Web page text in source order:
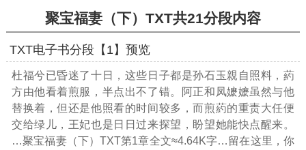
聚宝福妻（下）TXT共21分段内容
TXT电子书分段【1】预览
杜福兮已昏迷了十日，这些日子都是孙石玉親自照料，葯
方由他看着煎服，半点出不了错。阿正和凤嬷嬷虽然与他
替换着，但还是他照看的时间较多，而煎葯的重责大任便
交给绿儿，王妃也是日日过来探望，盼望她能快点醒来。
…聚宝福妻（下）TXT第1章全文≈4.64K字…留在这里，你